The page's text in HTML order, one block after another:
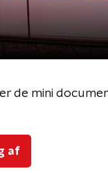
de mini
af